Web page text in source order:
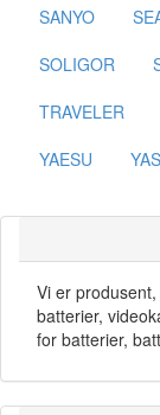
SANYO
SOLIGOR
TRAVELER
YAESU
Vi er
batterier,
for batterier,